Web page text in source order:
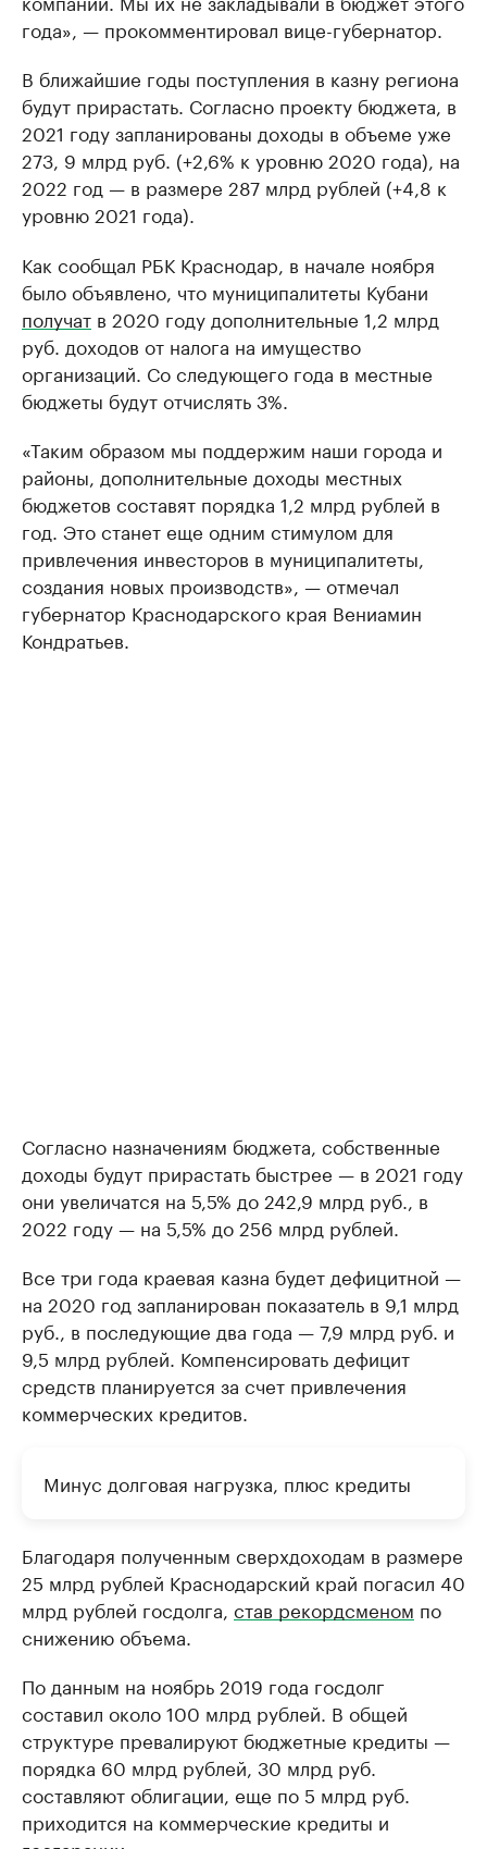
года», — прокомментировал вице-губернатор.
В ближайшие годы поступления в казну региона
будут прирастать. Согласно проекту бюджета, в
2021 году запланированы доходы в объеме уже
273, 9 млрд руб. (+2,6% к уровню 2020 года), на
2022 год — в размере 287 млрд рублей (+4,8 к
уровню 2021 года).
Как сообщал РБК Краснодар, в начале ноября
было объявлено, что муниципалитеты Кубани
получат в 2020 году дополнительные 1,2 млрд
руб. доходов от налога на имущество
организаций. Со следующего года в местные
бюджеты будут отчислять 3%.
«Таким образом мы поддержим наши города и
районы, дополнительные доходы местных
бюджетов составят порядка 1,2 млрд рублей в
год. Это станет еще одним стимулом для
привлечения инвесторов в муниципалитеты,
создания новых производств», — отмечал
губернатор Краснодарского края Вениамин
Кондратьев.
Согласно назначениям бюджета, собственные
доходы будут прирастать быстрее — в 2021 году
они увеличатся на 5,5% до 242,9 млрд руб., в
2022 году — на 5,5% до 256 млрд рублей.
Все три года краевая казна будет дефицитной —
на 2020 год запланирован показатель в 9,1 млрд
руб., в последующие два года — 7,9 млрд руб. и
9,5 млрд рублей. Компенсировать дефицит
средств планируется за счет привлечения
коммерческих кредитов.
Минус долговая нагрузка, плюс кредиты
Благодаря полученным сверхдоходам в размере
25 млрд рублей Краснодарский край погасил 40
млрд рублей госдолга, став рекордсменом по
снижению объема.
По данным на ноябрь 2019 года госдолг
составил около 100 млрд рублей. В общей
структуре превалируют бюджетные кредиты —
порядка 60 млрд рублей, 30 млрд руб.
составляют облигации, еще по 5 млрд руб.
приходится на коммерческие кредиты и